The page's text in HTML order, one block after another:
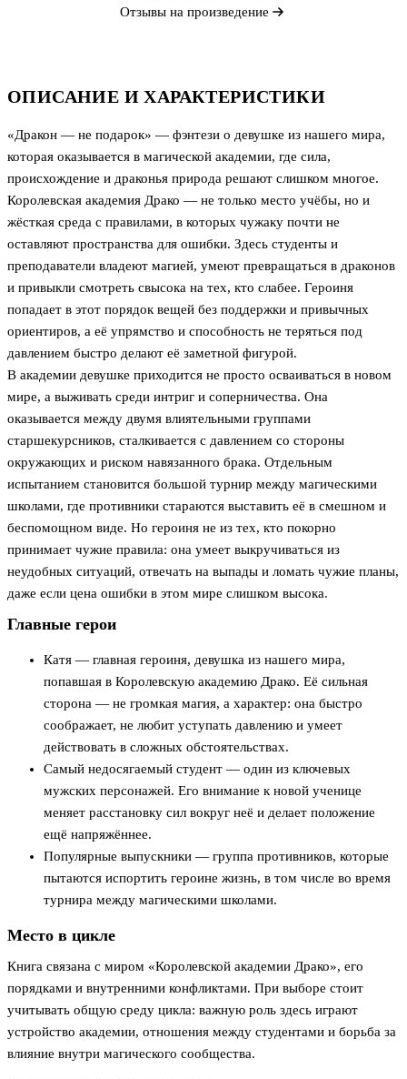
ОПИСАНИЕ И ХАРАКТЕРИСТИКИ
«Дракон — не подарок» — фэнтези о девушке из нашего мира,
которая оказывается в магической академии, где сила,
происхождение и драконья природа решают слишком многое.
Королевская академия Драко — не только место учёбы, но и
жёсткая среда с правилами, в которых чужаку почти не
оставляют пространства для ошибки. Здесь студенты и
преподаватели владеют магией, умеют превращаться в драконов
и привыкли смотреть свысока на тех, кто слабее. Героиня
попадает в этот порядок вещей без поддержки и привычных
ориентиров, а её упрямство и способность не теряться под
давлением быстро делают её заметной фигурой.
В академии девушке приходится не просто осваиваться в новом
мире, а выживать среди интриг и соперничества. Она
оказывается между двумя влиятельными группами
старшекурсников, сталкивается с давлением со стороны
окружающих и риском навязанного брака. Отдельным
испытанием становится большой турнир между магическими
школами, где противники стараются выставить её в смешном и
беспомощном виде. Но героиня не из тех, кто покорно
принимает чужие правила: она умеет выкручиваться из
неудобных ситуаций, отвечать на выпады и ломать чужие планы,
даже если цена ошибки в этом мире слишком высока.
Главные герои
Катя — главная героиня, девушка из нашего мира,
попавшая в Королевскую академию Драко. Её сильная
сторона — не громкая магия, а характер: она быстро
соображает, не любит уступать давлению и умеет
действовать в сложных обстоятельствах.
Самый недосягаемый студент — один из ключевых
мужских персонажей. Его внимание к новой ученице
меняет расстановку сил вокруг неё и делает положение
ещё напряжённее.
Популярные выпускники — группа противников, которые
пытаются испортить героине жизнь, в том числе во время
турнира между магическими школами.
Место в цикле
Книга связана с миром «Королевской академии Драко», его
порядками и внутренними конфликтами. При выборе стоит
учитывать общую среду цикла: важную роль здесь играют
устройство академии, отношения между студентами и борьба за
влияние внутри магического сообщества.
Отзывы на произведение